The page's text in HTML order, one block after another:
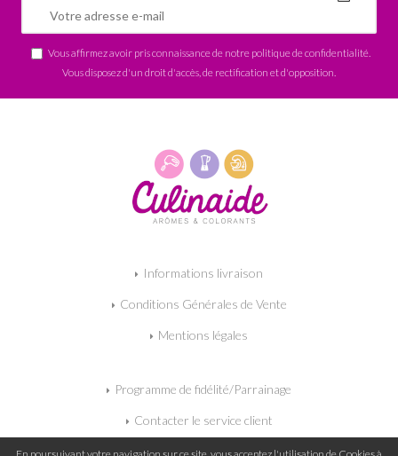
Vous affirmez avoir pris connaissance de notre politique de confidentialité
Vous disposez d'un droit d'accès, de rectification et d'opposition.
Informations livraison
Conditions Générales de Vente
Mentions légales
Programme de fidélité/Parrainage
Contacter le service client
Mon panier